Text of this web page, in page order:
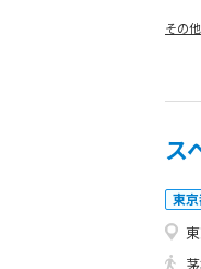
その
ス
東